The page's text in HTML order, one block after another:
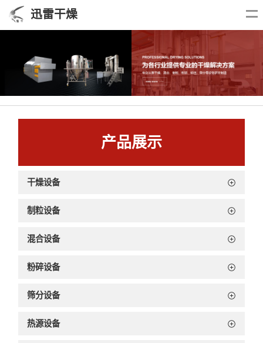
迅雷干燥
产品展示
干燥设备
制粒设备
混合设备
粉碎设备
筛分设备
热源设备